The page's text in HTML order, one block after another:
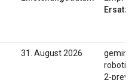
Ersatz
31. August 2026
gemini-
2-